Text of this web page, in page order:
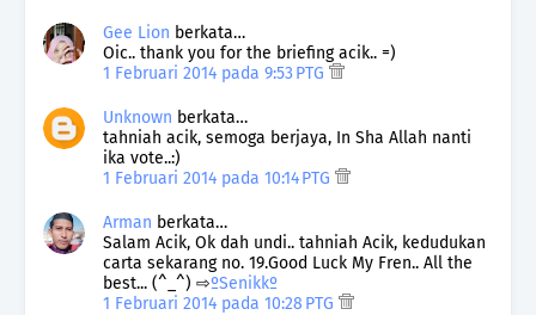
Gee Lion berkata…
Oic.. thank you for the briefing acik.. =)
1 Februari 2014 pada 9:53 PTG
Unknown berkata…
tahniah acik, semoga berjaya, In Sha Allah nanti
ika vote..:)
1 Februari 2014 pada 10:14 PTG
Arman berkata…
Salam Acik, Ok dah undi.. tahniah Acik, kedudukan
carta sekarang no. 19.Good Luck My Fren.. All the
best... (^_^) ⇨ºSenikkº
1 Februari 2014 pada 10:28 PTG